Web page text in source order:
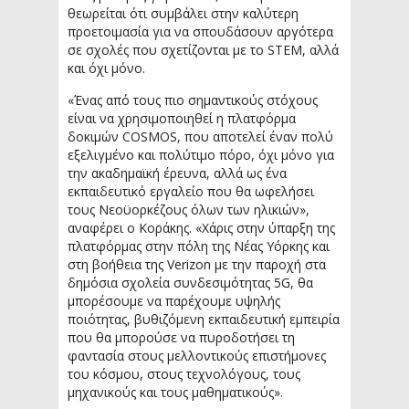
θεωρείται ότι συμβάλει στην καλύτερη
προετοιμασία για να σπουδάσουν αργότερα
σε σχολές που σχετίζονται με το STEM, αλλά
και όχι μόνο.
«Ένας από τους πιο σημαντικούς στόχους
είναι να χρησιμοποιηθεί η πλατφόρμα
δοκιμών COSMOS, που αποτελεί έναν πολύ
εξελιγμένο και πολύτιμο πόρο, όχι μόνο για
την ακαδημαϊκή έρευνα, αλλά ως ένα
εκπαιδευτικό εργαλείο που θα ωφελήσει
τους Νεοϋορκέζους όλων των ηλικιών»,
αναφέρει ο Κοράκης. «Χάρις στην ύπαρξη της
πλατφόρμας στην πόλη της Νέας Υόρκης και
στη βοήθεια της Verizon με την παροχή στα
δημόσια σχολεία συνδεσιμότητας 5G, θα
μπορέσουμε να παρέχουμε υψηλής
ποιότητας, βυθιζόμενη εκπαιδευτική εμπειρία
που θα μπορούσε να πυροδοτήσει τη
φαντασία στους μελλοντικούς επιστήμονες
του κόσμου, στους τεχνολόγους, τους
μηχανικούς και τους μαθηματικούς».